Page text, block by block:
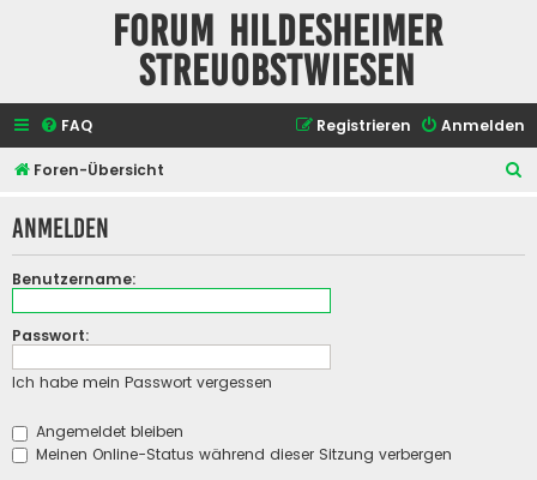
Forum Hildesheimer
Streuobstwiesen
FAQ Anmelden
Registrieren
Foren-Übersicht
h
Anmelden
Benutzername:
Passwort:
Ich habe mein Passwort vergessen
Angemeldet bleiben
Meinen Online-Status während dieser Sitzung verbergen